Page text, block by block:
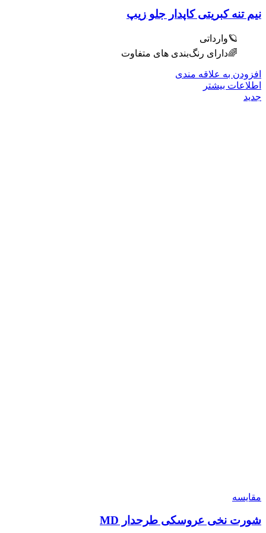
نیم تنه کبریتی کاپدار جلو زیپ
🪐وارداتی
🌈دارای رنگ‌بندی های متفاوت
افزودن به علاقه مندی
اطلاعات بیشتر
جدید
مقایسه
شورت نخی عروسکی طرحدار MD